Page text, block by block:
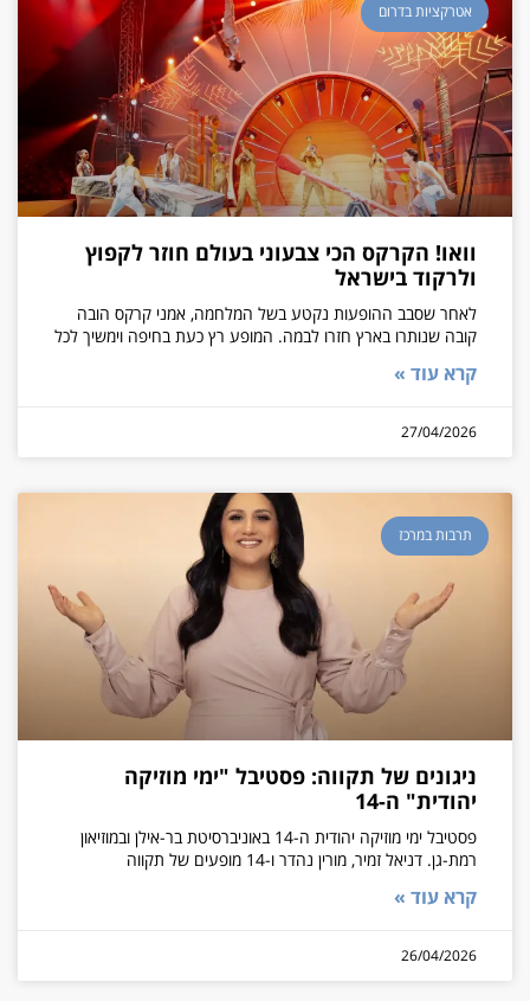
אטרקציות בדרום
וואו! הקרקס הכי צבעוני בעולם חוזר לקפוץ
ולרקוד בישראל
לאחר שסבב ההופעות נקטע בשל המלחמה, אמני קרקס הובה
קובה שנותרו בארץ חזרו לבמה. המופע רץ כעת בחיפה וימשיך לכל
קרא עוד »
27/04/2026
תרבות במרכז
ניגונים של תקווה: פסטיבל "ימי מוזיקה
יהודית" ה-14
פסטיבל ימי מוזיקה יהודית ה-14 באוניברסיטת בר-אילן ובמוזיאון
רמת-גן. דניאל זמיר, מורין נהדר ו-14 מופעים של תקווה
קרא עוד »
26/04/2026